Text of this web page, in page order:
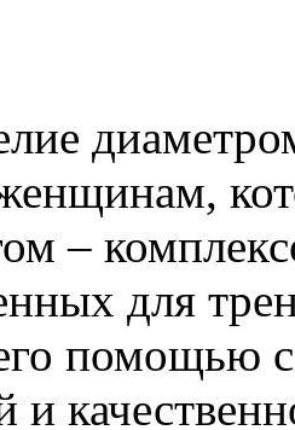
–
для
помощью